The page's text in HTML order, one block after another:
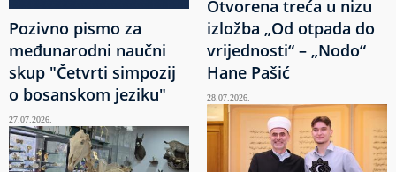
Pozivno pismo za
međunarodni naučni
skup "Četvrti simpozij
o bosanskom jeziku"
27.07.2026.
Otvorena treća u nizu
izložba „Od otpada do
vrijednosti“ – „Nodo“
Hane Pašić
28.07.2026.